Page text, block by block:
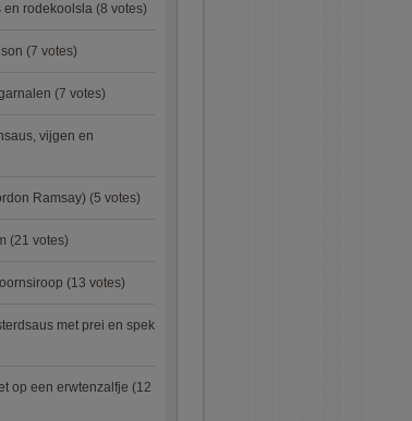
en rodekoolsla (8 votes)
(7 votes)
(7 votes)
vijgen en
Ramsay) (5 votes)
(21 votes)
(13 votes)
met prei en spek
op een erwtenzalfje (12